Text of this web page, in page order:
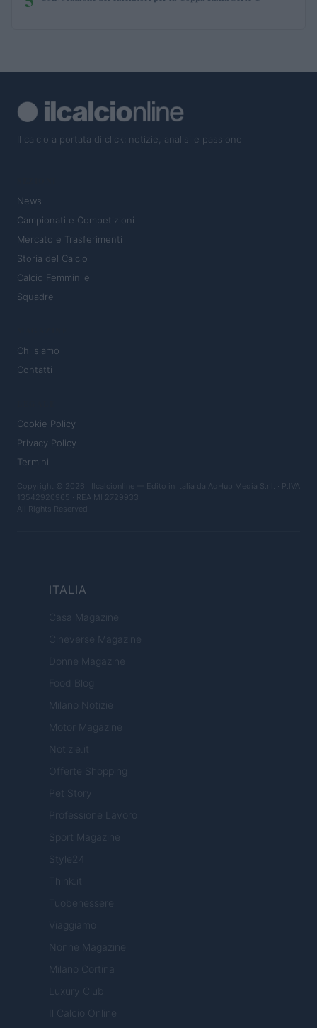
Il calcio a portata di click: notizie, analisi e passione
News
Campionati e Competizioni
Mercato e Trasferimenti
Storia del Calcio
Calcio Femminile
Squadre
Chi siamo
Contatti
Cookie Policy
Privacy Policy
Termini
Copyright © 2026 · Ilcalcionline — Edito in Italia da AdHub Media S.r.l. · P.IVA
13542920965 · REA MI 2729933
All Rights Reserved
ITALIA
Casa Magazine
Cineverse Magazine
Donne Magazine
Food Blog
Milano Notizie
Motor Magazine
Notizie.it
Offerte Shopping
Pet Story
Professione Lavoro
Sport Magazine
Style24
Think.it
Tuobenessere
Viaggiamo
Nonne Magazine
Milano Cortina
Luxury Club
Il Calcio Online